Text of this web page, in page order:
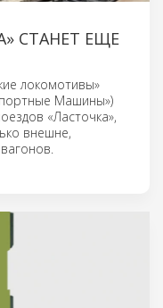
СТАНЕТ ЕЩЕ
локомотивы»
Машины»)
«Ласточка»,
внешне,